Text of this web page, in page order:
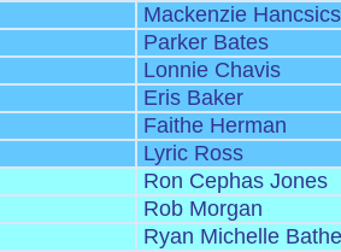
Mackenzie
Parker Bates
Lonnie Chavis
Eris Baker
Faithe Herman
Lyric Ross
Ron Cephas Jones
Rob Morgan
Ryan Michelle Bathe